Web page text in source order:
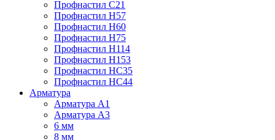
Профнастил С21
Профнастил Н57
Профнастил Н60
Профнастил Н75
Профнастил Н114
Профнастил Н153
Профнастил НС35
Профнастил НС44
Арматура
Арматура А1
Арматура А3
6 мм
8 мм